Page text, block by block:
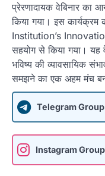
प्रेरणादायक वेबिनार का
किया गया। इस
Institution’s
सहयोग से किया गया। यह
भविष्य की व्यावसायिक
समझने का एक अहम मंच
Telegram Group
Instagram Group